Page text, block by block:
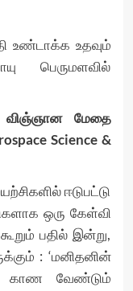
உண்டாக்க உதவும்
பெருமளவில்
விஞ்ஞான மேதை
Science &
ஈடுபட்டு
ஒரு கேள்வி
பதில் இன்று,
: ‘மனிதனின்
காண வேண்டும்